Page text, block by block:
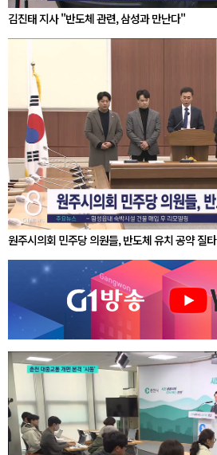
김진태 지사 "반도체 관련, 삼성과 만난다"
원주시의회 민주당 의원들, 반도체 유치 공약 질타